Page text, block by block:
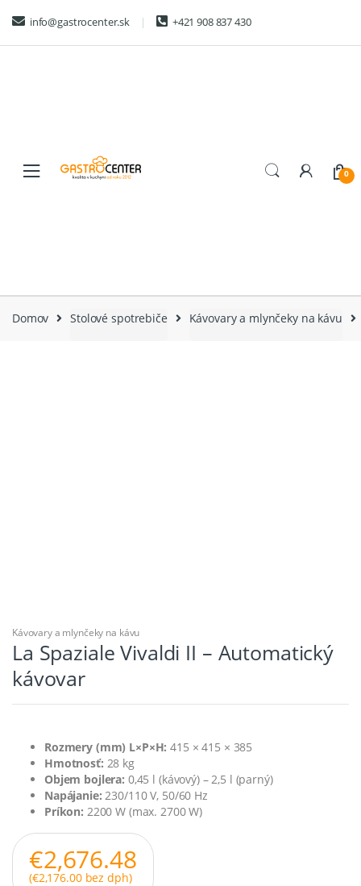
navigation
content
info@gastrocenter.sk +421 908 837 430
0
Domov Stolové spotrebiče Kávovary a mlynčeky na kávu
Kávovary a mlynčeky na kávu
La Spaziale Vivaldi II – Automatický
kávovar
Rozmery (mm) L×P×H: 415 × 415 × 385
Hmotnosť: 28 kg
Objem bojlera: 0,45 l (kávový) – 2,5 l (parný)
Napájanie: 230/110 V, 50/60 Hz
Príkon: 2200 W (max. 2700 W)
€2,676.48
(€2,176.00bez dph)